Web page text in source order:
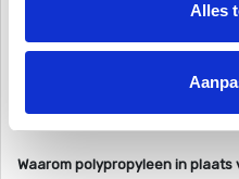
Alles
zwembad in eigen tuin met
lang zwemseizoen. De goede
Voor elke variant een wand
Waarom polypropyleen in